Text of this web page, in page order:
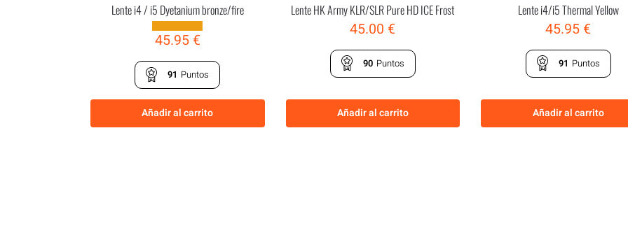
Lente i4 / i5 Dyetanium bronze/fire
45.95 €
91 Puntos
Añadir al carrito
Lente HK Army KLR/SLR Pure HD ICE Frost
45.00 €
90 Puntos
Añadir al carrito
Lente i4/i5 Thermal Yellow
45.95 €
91 Puntos
Añadir al carrito